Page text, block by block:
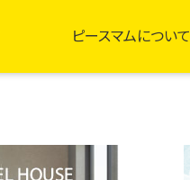
ピースマムについて